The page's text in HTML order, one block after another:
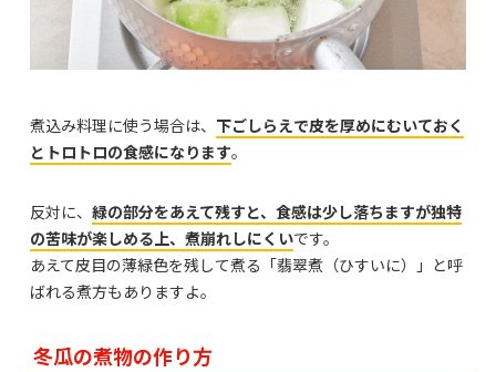
煮込み料理に使う場合は、 下ごしらえで皮を厚めにむいておく
とトロトロの食感になります。
反対に、 緑の部分をあえて残すと、食感は少し落ちますが独特
の苦味が楽しめる上、煮崩れしにくいです。
あえて皮目の薄緑色を残して煮る「翡翠煮（ひすいに）」と呼
ばれる煮方もありますよ。
冬瓜の煮物の作り方